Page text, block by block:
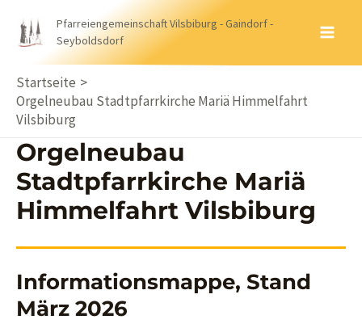
Inhalt
Pfarreiengemeinschaft Vilsbiburg - Gaindorf -
Seyboldsdorf
Startseite
Orgelneubau Stadtpfarrkirche Mariä Himmelfahrt
Vilsbiburg
Orgelneubau
Stadtpfarrkirche Mariä
Himmelfahrt Vilsbiburg
Informationsmappe, Stand
März 2026